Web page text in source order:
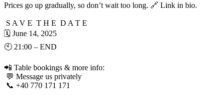
Prices go up gradually, so don’t wait too long. 🔗 Link in bio.
S A V E T H E D A T E
🗓️ June 14, 2025
🕙 21:00 – END
📲 Table bookings & more info:
💬 Message us privately
📞 +40 770 171 171